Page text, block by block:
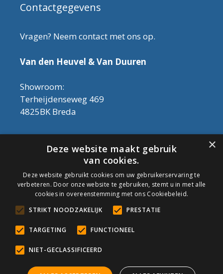
Contactgegevens
Vragen? Neem contact met ons op.
Van den Heuvel & Van Duuren
Showroom:
Terheijdenseweg 469
4825BK Breda
Let op! Onderhoudsproducten zijn nu af te
halen in de showroom. Er kan alleen met
contant geld betaald worden, dus geen pin.
Tel: 076-3030554
Email: info@onderhoudshop.nl
KVK: 59667419
Algemene Voorwaarden
Copyright © 2019 Onderhoud Shop
×
Deze website maakt gebruik
van cookies.
Deze website gebruikt cookies om uw gebruikerservaring te
verbeteren. Door onze website te gebruiken, stemt u in met alle
cookies in overeenstemming met ons Cookiebeleid.
STRIKT NOODZAKELIJK
PRESTATIE
TARGETING FUNCTIONEEL
NIET-GECLASSIFICEERD